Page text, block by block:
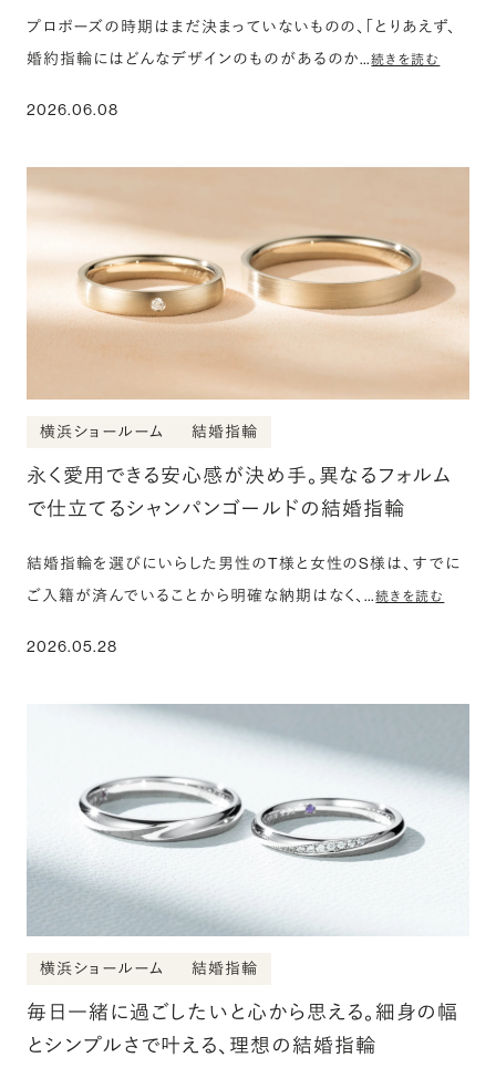
プロポーズの時期はまだ決まっていないものの、「とりあえず、
婚約指輪にはどんなデザインのものがあるのか…続きを読む
2026.06.08
横浜ショールーム 結婚指輪
永く愛用できる安心感が決め手。異なるフォルム
で仕立てるシャンパンゴールドの結婚指輪
結婚指輪を選びにいらした男性のT様と女性のS様は、すでに
ご入籍が済んでいることから明確な納期はなく、…続きを読む
2026.05.28
横浜ショールーム 結婚指輪
毎日一緒に過ごしたいと心から思える。細身の幅
とシンプルさで叶える、理想の結婚指輪